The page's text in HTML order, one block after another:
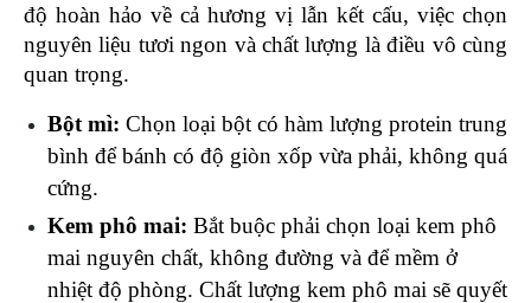
độ hoàn hảo về cả hương vị lẫn kết cấu, việc chọn
nguyên liệu tươi ngon và chất lượng là điều vô cùng
quan trọng.
Bột mì: Chọn loại bột có hàm lượng protein trung
bình để bánh có độ giòn xốp vừa phải, không quá
cứng.
Kem phô mai: Bắt buộc phải chọn loại kem phô
mai nguyên chất, không đường và để mềm ở
nhiệt độ phòng. Chất lượng kem phô mai sẽ quyết